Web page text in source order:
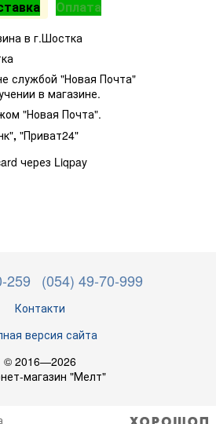
Оплата
в г.Шостка
службой "Новая Почта"
в магазине.
"Новая Почта".
, "Приват24"
через Liqpay
259 (054) 49-70-999
Контакти
версия сайта
© 2016—2026
магазин "Мелт"